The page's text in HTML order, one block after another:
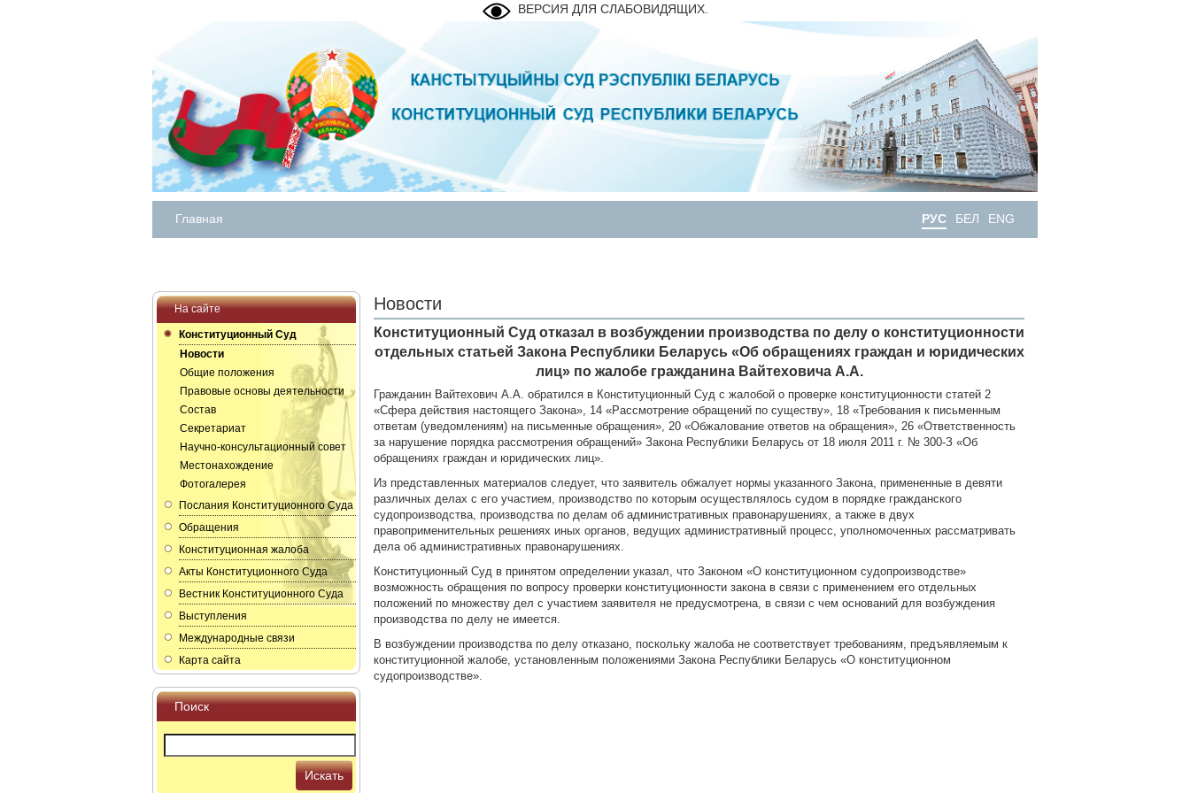
ВЕРСИЯ ДЛЯ СЛАБОВИДЯЩИХ.
Главная РУС БЕЛ ENG
На сайте
Конституционный Суд
Новости
Общие положения
Правовые основы деятельности
Состав
Секретариат
Научно-консультационный совет
Местонахождение
Фотогалерея
Послания Конституционного Суда
Обращения
Конституционная жалоба
Акты Конституционного Суда
Вестник Конституционного Суда
Выступления
Международные связи
Карта сайта
Поиск
Искать
Новости
Конституционный Суд отказал в возбуждении производства по делу о конституционности
отдельных статьей Закона Республики Беларусь «Об обращениях граждан и юридических
лиц» по жалобе гражданина Вайтеховича А.А.
Гражданин Вайтехович А.А. обратился в Конституционный Суд с жалобой о проверке конституционности статей 2
«Сфера действия настоящего Закона», 14 «Рассмотрение обращений по существу», 18 «Требования к письменным
ответам (уведомлениям) на письменные обращения», 20 «Обжалование ответов на обращения», 26 «Ответственность
за нарушение порядка рассмотрения обращений» Закона Республики Беларусь от 18 июля 2011 г. № 300-З «Об
обращениях граждан и юридических лиц».
Из представленных материалов следует, что заявитель обжалует нормы указанного Закона, примененные в девяти
различных делах с его участием, производство по которым осуществлялось судом в порядке гражданского
судопроизводства, производства по делам об административных правонарушениях, а также в двух
правоприменительных решениях иных органов, ведущих административный процесс, уполномоченных рассматривать
дела об административных правонарушениях.
Конституционный Суд в принятом определении указал, что Законом «О конституционном судопроизводстве»
возможность обращения по вопросу проверки конституционности закона в связи с применением его отдельных
положений по множеству дел с участием заявителя не предусмотрена, в связи с чем оснований для возбуждения
производства по делу не имеется.
В возбуждении производства по делу отказано, поскольку жалоба не соответствует требованиям, предъявляемым к
конституционной жалобе, установленным положениями Закона Республики Беларусь «О конституционном
судопроизводстве».